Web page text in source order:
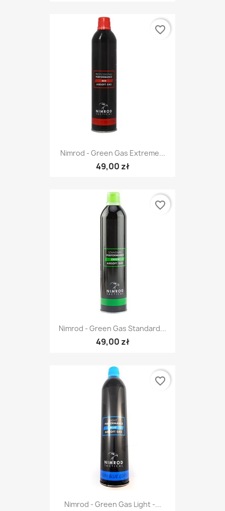
Nimrod - Green Gas Extreme...
49,00 zł
favorite_border
Nimrod - Green Gas Standard...
49,00 zł
favorite_border
Nimrod - Green Gas Light -...
favorite_border